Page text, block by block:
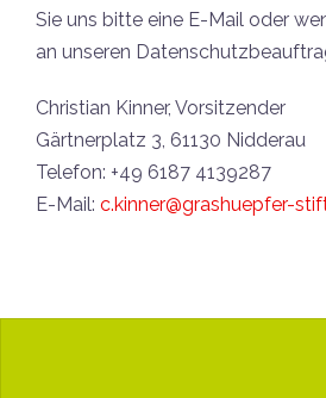
Sie uns bitte eine E-Mail oder
an unseren
Christian Kinner, Vorsitzender
Gärtnerplatz 3, 61130 Nidderau
Telefon: +49 6187 4139287
E-Mail: c.kinner@grashuepfer-